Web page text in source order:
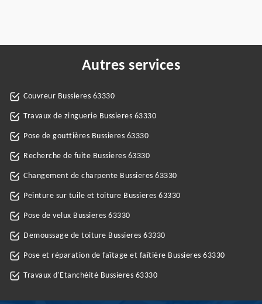
Autres services
Couvreur Bussieres 63330
Travaux de zinguerie Bussieres 63330
Pose de gouttières Bussieres 63330
Recherche de fuite Bussieres 63330
Changement de charpente Bussieres 63330
Peinture sur tuile et toiture Bussieres 63330
Pose de velux Bussieres 63330
Demoussage de toiture Bussieres 63330
Pose et réparation de faîtage et faîtière Bussieres 63330
Travaux d'Etanchéité Bussieres 63330